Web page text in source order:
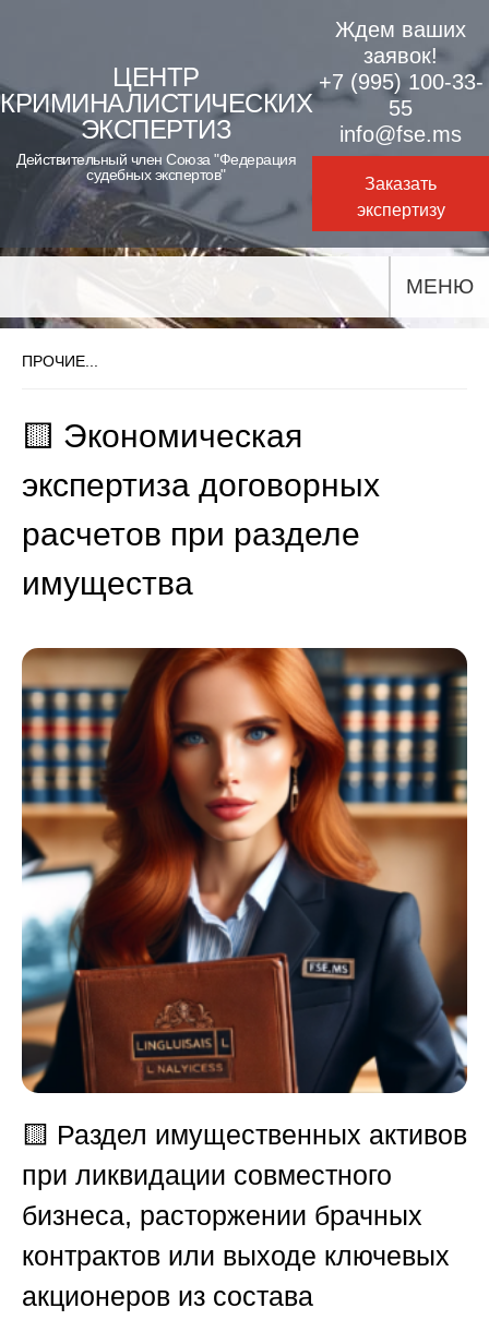
content
ЦЕНТР
КРИМИНАЛИСТИЧЕСКИХ
ЭКСПЕРТИЗ
Действительный член Союза "Федерация
судебных экспертов"
Ждем ваших
заявок!
+7 (995) 100-33-
55
info@fse.ms
Заказать
экспертизу
МЕНЮ
ПРОЧИЕ...
🟨 Экономическая
экспертиза договорных
расчетов при разделе
имущества
🟨 Раздел имущественных активов
при ликвидации совместного
бизнеса, расторжении брачных
контрактов или выходе ключевых
акционеров из состава